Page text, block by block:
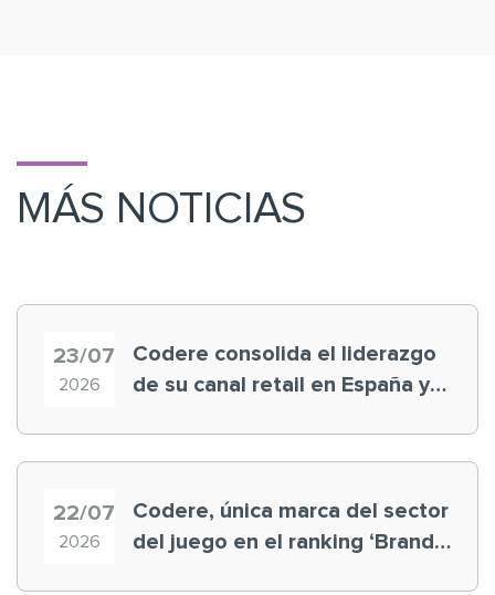
MÁS NOTICIAS
23/07
2026
Codere consolida el liderazgo
de su canal retail en España y
22/07
2026
Codere, única marca del sector
del juego en el ranking ‘Brand